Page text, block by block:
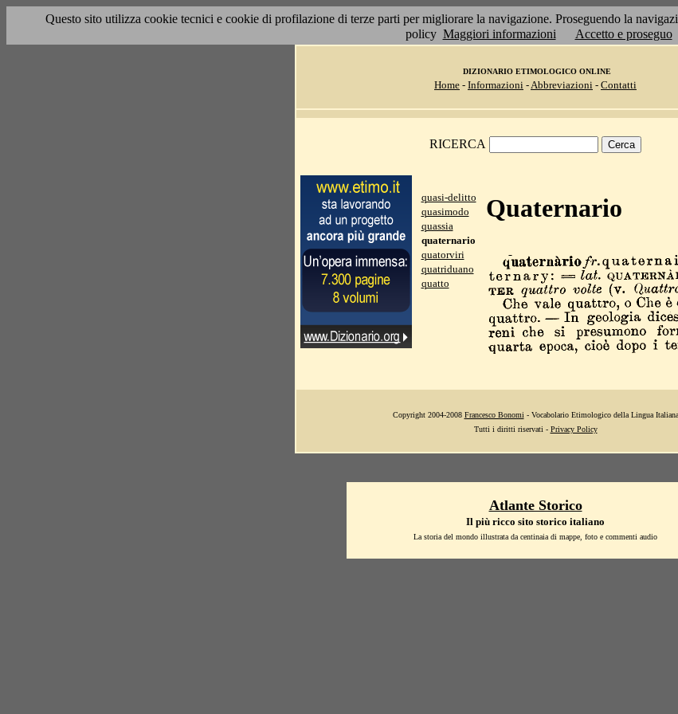
Questo sito utilizza cookie tecnici e cookie di profilazione di terze parti per migliorare la navigazione. Proseguendo la
policy Maggiori informazioni Accetto e proseguo
DIZIONARIO ETIMOLOGICO ONLINE
Home - Informazioni -Abbreviazioni - Contatti
RICERCA
quasi-delitto
quasimodo
quassia
quaternario
quatorviri
quatriduano
quatto
Quaternario
Copyright 2004-2008 Francesco Bonomi - Vocabolario Etimologico della Lingua Italiana
Tutti i diritti riservati - Privacy Policy
Atlante Storico
Il più ricco sito storico italiano
La storia del mondo illustrata da centinaia di mappe, foto e commenti audio